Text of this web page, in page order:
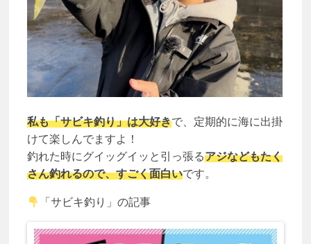
私も「サビキ釣り」は大好きで、定期的に海に出掛
けて楽しんでますよ！
釣れた時にグイッグイッと引っ張るアジなどもたく
さん釣れるので、すごく面白いです。
「サビキ釣り」の記事